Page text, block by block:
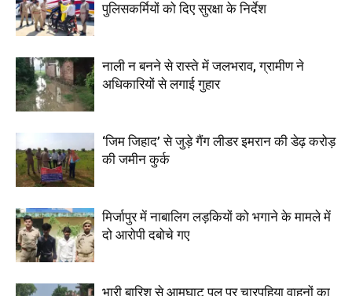
पुलिसकर्मियों को दिए सुरक्षा के निर्देश
नाली न बनने से रास्ते में जलभराव, ग्रामीण ने
अधिकारियों से लगाई गुहार
‘जिम जिहाद’ से जुड़े गैंग लीडर इमरान की डेढ़ करोड़
की जमीन कुर्क
मिर्जापुर में नाबालिग लड़कियों को भगाने के मामले में
दो आरोपी दबोचे गए
भारी बारिश से आमघाट पुल पर चारपहिया वाहनों का